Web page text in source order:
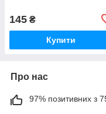
145 ₴
Купити
Про нас
97% позитивних з 75